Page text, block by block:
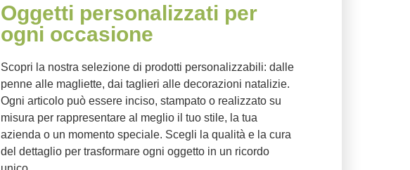
Oggetti personalizzati per
ogni occasione
Scopri la nostra selezione di prodotti personalizzabili: dalle
penne alle magliette, dai taglieri alle decorazioni natalizie.
Ogni articolo può essere inciso, stampato o realizzato su
misura per rappresentare al meglio il tuo stile, la tua
azienda o un momento speciale. Scegli la qualità e la cura
del dettaglio per trasformare ogni oggetto in un ricordo